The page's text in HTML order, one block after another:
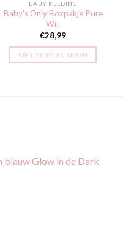
BABY KLEDING
Baby’s Only Boxpakje Pure
Wit
€28,99
OPTIES SELECTEREN
kan
Glow in de Dark